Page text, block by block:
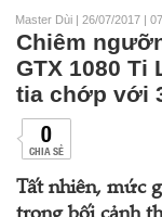
Master Dùi | 26/07/2017 |
Chiêm
GTX 1080
tia chớp với
0
CHIA SẺ
Tất nhiên, mức